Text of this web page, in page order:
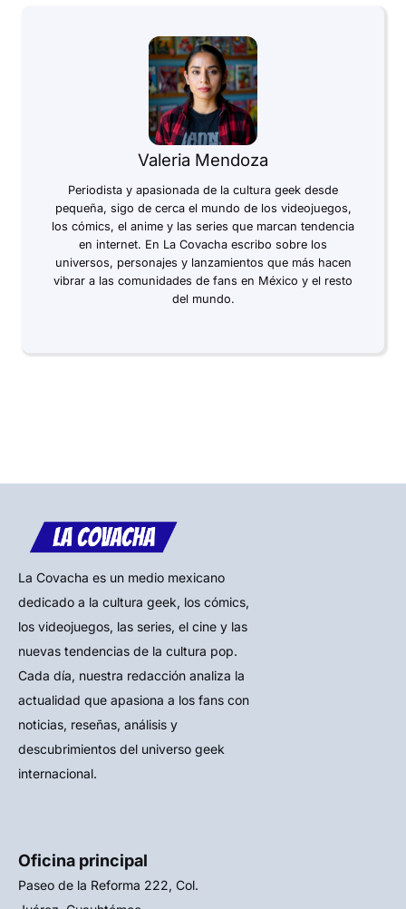
Valeria Mendoza
Periodista y apasionada de la cultura geek desde
pequeña, sigo de cerca el mundo de los videojuegos,
los cómics, el anime y las series que marcan tendencia
en internet. En La Covacha escribo sobre los
universos, personajes y lanzamientos que más hacen
vibrar a las comunidades de fans en México y el resto
del mundo.
La Covacha es un medio mexicano
dedicado a la cultura geek, los cómics,
los videojuegos, las series, el cine y las
nuevas tendencias de la cultura pop.
Cada día, nuestra redacción analiza la
actualidad que apasiona a los fans con
noticias, reseñas, análisis y
descubrimientos del universo geek
internacional.
Oficina principal
Paseo de la Reforma 222, Col.